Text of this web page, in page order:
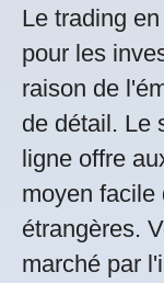
Le trading
pour les
raison de
de détail. Le
ligne offre
moyen facile
étrangères.
marché par